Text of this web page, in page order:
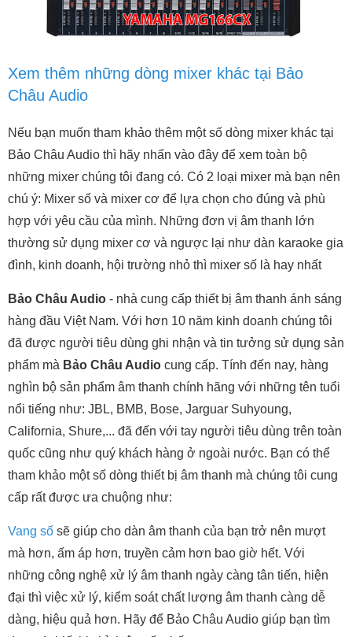
Xem thêm những dòng mixer khác tại Bảo
Châu Audio
Nếu bạn muốn tham khảo thêm một số dòng mixer khác tại
Bảo Châu Audio thì hãy nhấn vào đây để xem toàn bộ
những mixer chúng tôi đang có. Có 2 loại mixer mà bạn nên
chú ý: Mixer số và mixer cơ để lựa chọn cho đúng và phù
hợp với yêu cầu của mình. Những đơn vị âm thanh lớn
thường sử dụng mixer cơ và ngược lại như dàn karaoke gia
đình, kinh doanh, hội trường nhỏ thì mixer số là hay nhất
Bảo Châu Audio - nhà cung cấp thiết bị âm thanh ánh sáng
hàng đầu Việt Nam. Với hơn 10 năm kinh doanh chúng tôi
đã được người tiêu dùng ghi nhận và tin tưởng sử dụng sản
phẩm mà Bảo Châu Audio cung cấp. Tính đến nay, hàng
nghìn bộ sản phẩm âm thanh chính hãng với những tên tuổi
nổi tiếng như: JBL, BMB, Bose, Jarguar Suhyoung,
California, Shure,... đã đến với tay người tiêu dùng trên toàn
quốc cũng như quý khách hàng ở ngoài nước. Bạn có thể
tham khảo một số dòng thiết bị âm thanh mà chúng tôi cung
cấp rất được ưa chuộng như:
Vang số sẽ giúp cho dàn âm thanh của bạn trở nên mượt
mà hơn, ấm áp hơn, truyền cảm hơn bao giờ hết. Với
những công nghệ xử lý âm thanh ngày càng tân tiến, hiện
đại thì việc xử lý, kiểm soát chất lượng âm thanh càng dễ
dàng, hiệu quả hơn. Hãy để Bảo Châu Audio giúp bạn tìm